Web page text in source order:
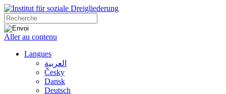
Aller au contenu
Langues
العربية
Česky
Dansk
Deutsch